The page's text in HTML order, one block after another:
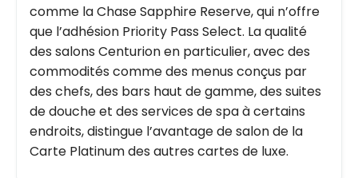
comme la Chase Sapphire Reserve, qui n’offre
que l’adhésion Priority Pass Select. La qualité
des salons Centurion en particulier, avec des
commodités comme des menus conçus par
des chefs, des bars haut de gamme, des suites
de douche et des services de spa à certains
endroits, distingue l’avantage de salon de la
Carte Platinum des autres cartes de luxe.